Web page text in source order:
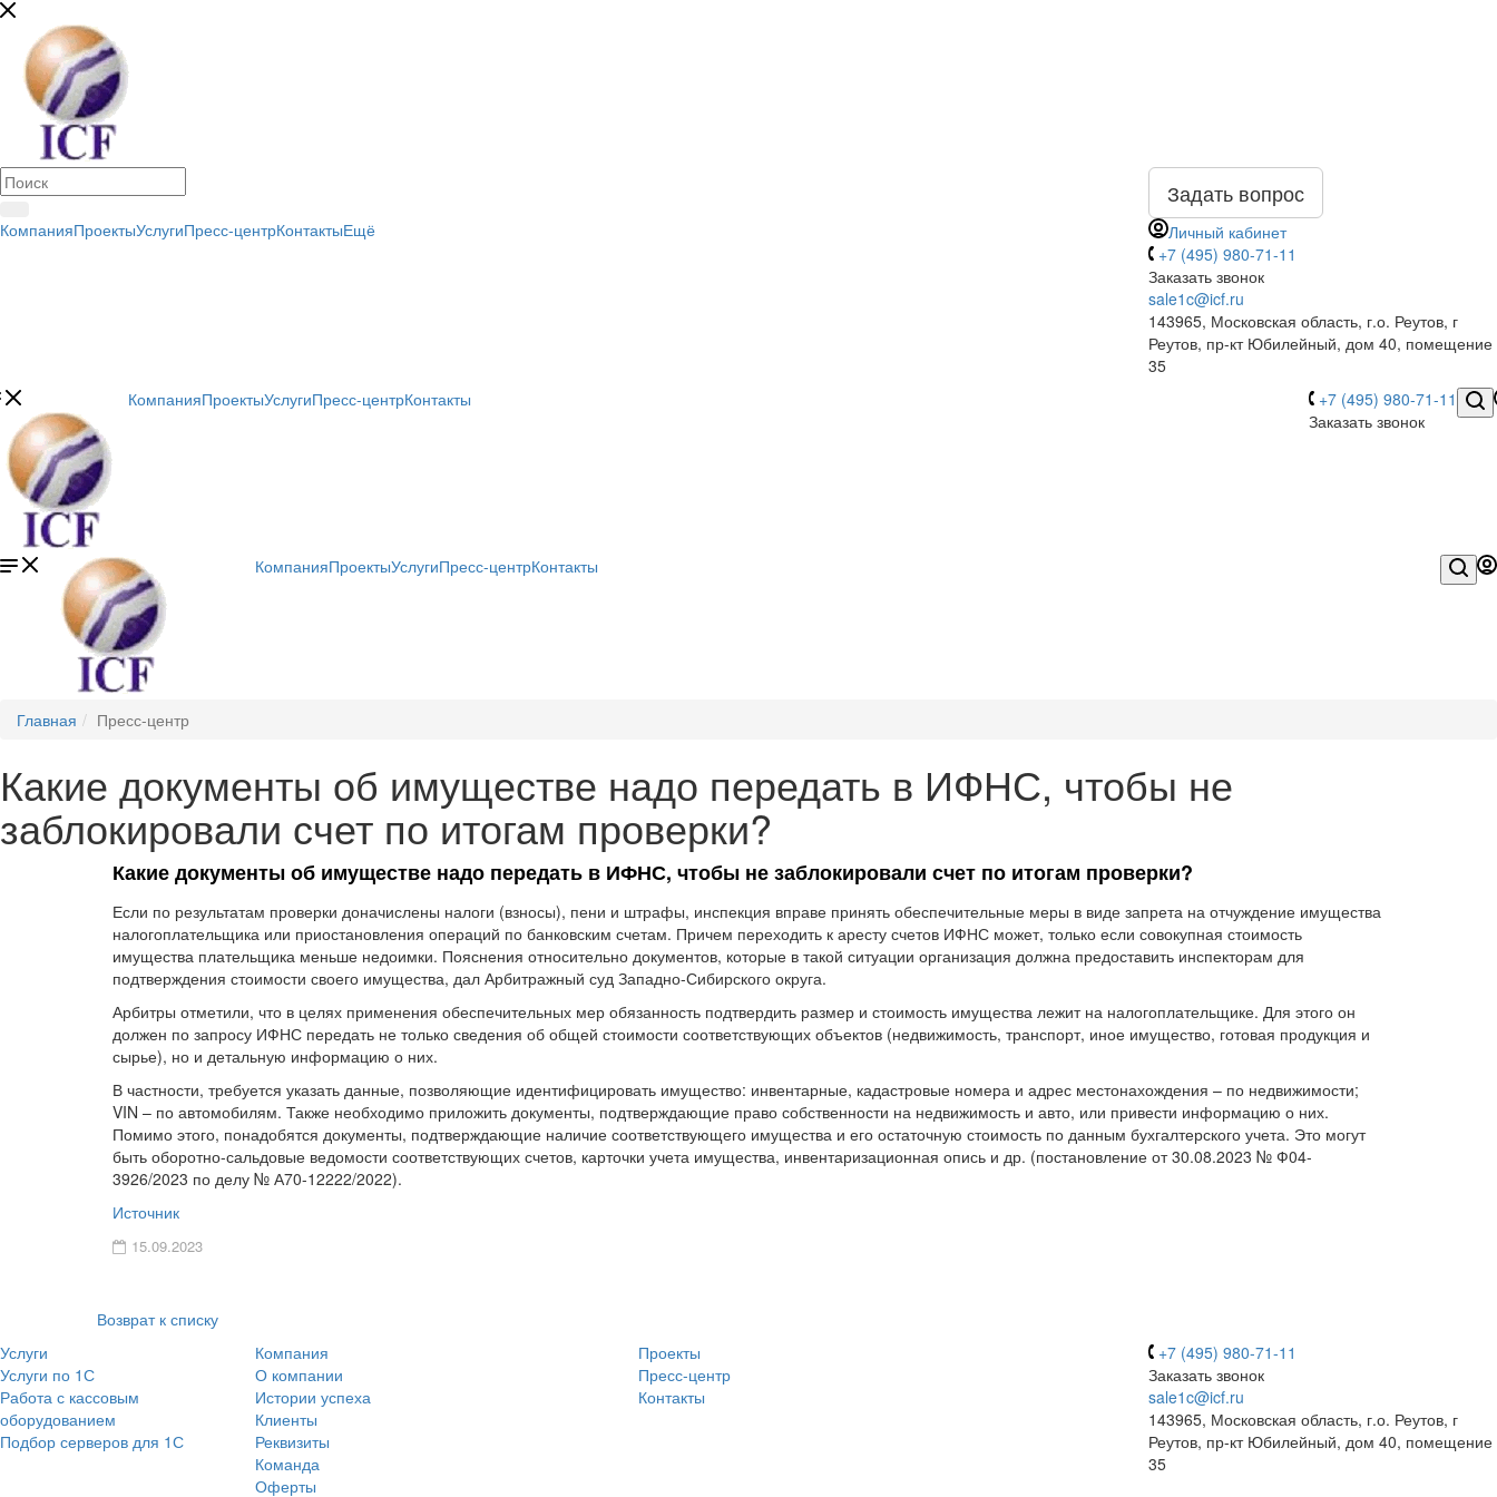
КомпанияПроектыУслугиПресс-центрКонтактыЕщё
Задать вопрос
Личный кабинет
+7 (495) 980-71-11
Заказать звонок
sale1c@icf.ru
143965, Московская область, г.о. Реутов, г
Реутов, пр-кт Юбилейный, дом 40, помещение
35
+7 (495) 980-71-11
Заказать звонок
КомпанияПроектыУслугиПресс-центрКонтакты
КомпанияПроектыУслугиПресс-центрКонтакты
Главная Пресс-центр
Какие документы об имуществе надо передать в ИФНС, чтобы не
заблокировали счет по итогам проверки?
Какие документы об имуществе надо передать в ИФНС, чтобы не заблокировали счет по итогам проверки?
Если по результатам проверки доначислены налоги (взносы), пени и штрафы, инспекция вправе принять обеспечительные меры в виде запрета на отчуждение имущества
налогоплательщика или приостановления операций по банковским счетам. Причем переходить к аресту счетов ИФНС может, только если совокупная стоимость
имущества плательщика меньше недоимки. Пояснения относительно документов, которые в такой ситуации организация должна предоставить инспекторам для
подтверждения стоимости своего имущества, дал Арбитражный суд Западно-Сибирского округа.
Арбитры отметили, что в целях применения обеспечительных мер обязанность подтвердить размер и стоимость имущества лежит на налогоплательщике. Для этого он
должен по запросу ИФНС передать не только сведения об общей стоимости соответствующих объектов (недвижимость, транспорт, иное имущество, готовая продукция и
сырье), но и детальную информацию о них.
В частности, требуется указать данные, позволяющие идентифицировать имущество: инвентарные, кадастровые номера и адрес местонахождения – по недвижимости;
VIN – по автомобилям. Также необходимо приложить документы, подтверждающие право собственности на недвижимость и авто, или привести информацию о них.
Помимо этого, понадобятся документы, подтверждающие наличие соответствующего имущества и его остаточную стоимость по данным бухгалтерского учета. Это могут
быть оборотно-сальдовые ведомости соответствующих счетов, карточки учета имущества, инвентаризационная опись и др. (постановление от 30.08.2023 № Ф04-
3926/2023 по делу № А70-12222/2022).
Источник
15.09.2023
Возврат к списку
Услуги
Услуги по 1С
Работа с кассовым
оборудованием
Подбор серверов для 1С
Компания
О компании
Истории успеха
Клиенты
Реквизиты
Команда
Оферты
Проекты
Пресс-центр
Контакты
+7 (495) 980-71-11
Заказать звонок
sale1c@icf.ru
143965, Московская область, г.о. Реутов, г
Реутов, пр-кт Юбилейный, дом 40, помещение
35